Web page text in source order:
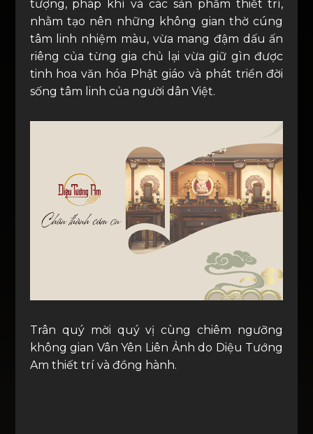
tượng, pháp khí và các sản phẩm thiết trí,
nhằm tạo nên những không gian thờ cúng
tâm linh nhiệm màu, vừa mang đậm dấu ấn
riêng của từng gia chủ lại vừa giữ gìn được
tinh hoa văn hóa Phật giáo và phát triển đời
sống tâm linh của người dân Việt.
Trân quý mời quý vị cùng chiêm ngưỡng
không gian Vân Yên Liên Ảnh do Diệu Tướng
Am thiết trí và đồng hành.